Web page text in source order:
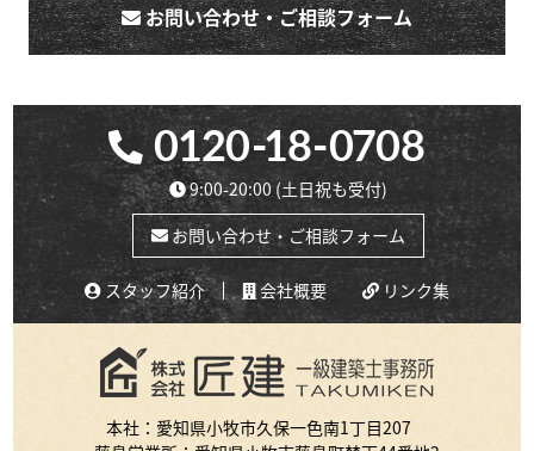
お問い合わせ・ご相談フォーム
9:00-20:00(土日祝も受付)
お問い合わせ・ご相談フォーム
スタッフ紹介 会社概要 リンク集
本社：愛知県小牧市久保一色南1丁目207